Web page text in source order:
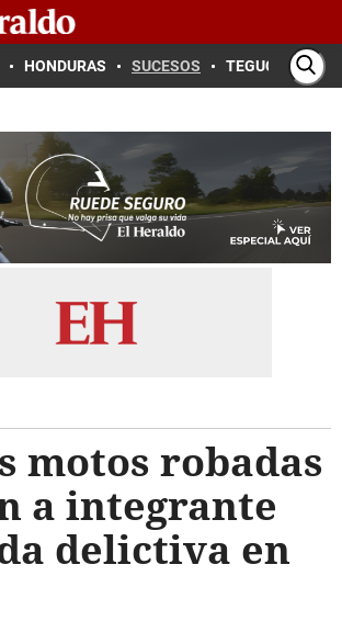
HONDURAS SUCESOS TEGUCIGALPA
motos robadas
a integrante
delictiva en